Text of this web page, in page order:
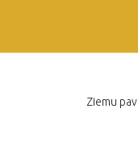
Ziemu